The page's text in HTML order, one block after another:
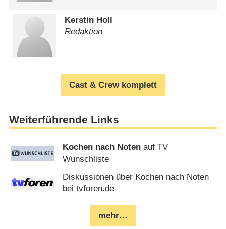
Kerstin Holl
Redaktion
Cast & Crew komplett
Weiterführende Links
Kochen nach Noten auf TV
Wunschliste
Diskussionen über Kochen nach Noten
bei tvforen.de
mehr…